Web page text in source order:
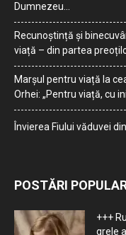
Dumnezeu…
Recunoștință și
viață – din partea
Marșul pentru viață la
Orhei: „Pentru viață, cu
Învierea Fiului văduvei
POSTĂRI
+++
grele